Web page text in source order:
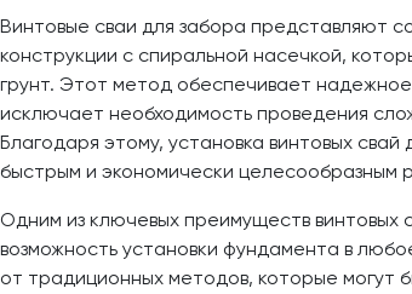
Винтовые сваи для забора представляют
конструкции с спиральной насечкой,
грунт. Этот метод обеспечивает
исключает необходимость проведения
Благодаря этому, установка винтовых свай
быстрым и экономически целесообразным
Одним из ключевых преимуществ винтовых
возможность установки фундамента в
от традиционных методов, которые могут